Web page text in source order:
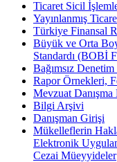
Ticaret Sicil
Yayınlanmış
Türkiye Finansal
Büyük ve Orta
Standardı (BOBİ
Bağımsız Denetim
Rapor Örnekleri,
Mevzuat
Bilgi Arşivi
Danışman Girişi
Mükelleflerin
Elektronik
Cezai Müeyyideler